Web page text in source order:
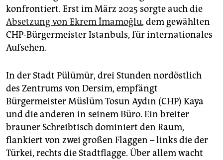
konfrontiert. Erst im März 2025 sorgte auch die
Absetzung von Ekrem İmamoğlu, dem gewählten
CHP-Bürgermeister Istanbuls, für internationales
Aufsehen.
In der Stadt Pülümür, drei Stunden nordöstlich
des Zentrums von Dersim, empfängt
Bürgermeister Müslüm Tosun Aydın (CHP) Kaya
und die anderen in seinem Büro. Ein breiter
brauner Schreibtisch dominiert den Raum,
flankiert von zwei großen Flaggen – links die der
Türkei, rechts die Stadtflagge. Über allem wacht